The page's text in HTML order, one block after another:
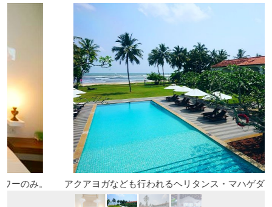
アクアヨガなども行われるヘリタンス・マハゲダラのプール